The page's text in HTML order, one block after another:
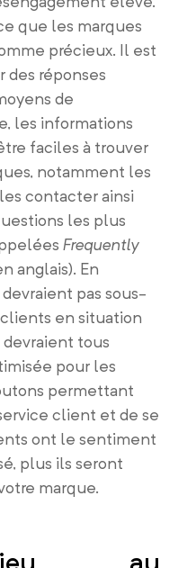
que les marques
précieux. Il est
des réponses
de
les informations
faciles à trouver
notamment les
contacter ainsi
les plus
Frequently
anglais). En
pas sous-
en situation
tous
pour les
permettant
client et de se
ont le sentiment
plus ils seront
marque.